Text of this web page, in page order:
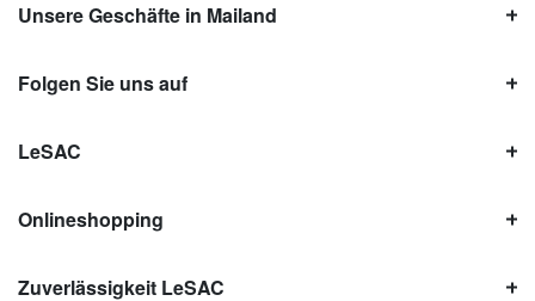
Unsere Geschäfte in Mailand
Folgen Sie uns auf
LeSAC
Onlineshopping
Zuverlässigkeit LeSAC